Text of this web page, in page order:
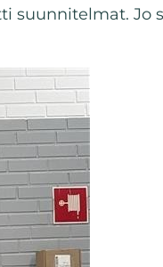
suunnitelmat. Jo